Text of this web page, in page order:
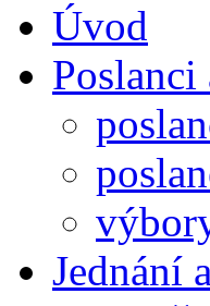
Úvod
Poslanci
Jednání